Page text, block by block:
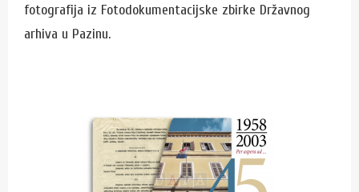
fotografija iz Fotodokumentacijske zbirke Državnog
arhiva u Pazinu.